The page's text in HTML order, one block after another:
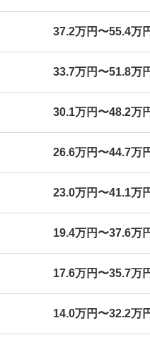
37.2万円〜55.4万
33.7万円〜51.8万
30.1万円〜48.2万
26.6万円〜44.7万
23.0万円〜41.1万
19.4万円〜37.6万
17.6万円〜35.7万
14.0万円〜32.2万